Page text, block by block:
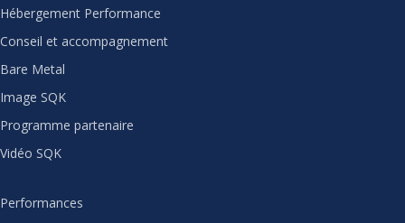
Hébergement Performance
Conseil et accompagnement
Bare Metal
Image SQK
Programme partenaire
Vidéo SQK
Performances